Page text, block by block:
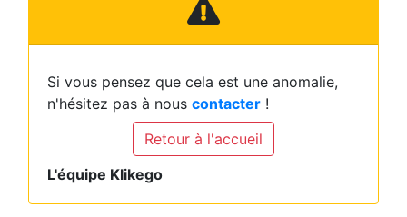
Si vous pensez que cela est une anomalie,
n'hésitez pas à nous contacter !
Retour à l'accueil
L'équipe Klikego